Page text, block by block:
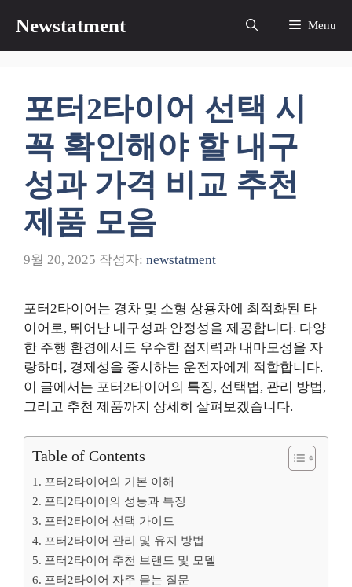
츠
Newstatment Menu
포터2타이어 선택 시
꼭 확인해야 할 내구
성과 가격 비교 추천
제품 모음
9월 20, 2025 작성자: newstatment
포터2타이어는 경차 및 소형 상용차에 최적화된 타
이어로, 뛰어난 내구성과 안정성을 제공합니다. 다양
한 주행 환경에서도 우수한 접지력과 내마모성을 자
랑하며, 경제성을 중시하는 운전자에게 적합합니다.
이 글에서는 포터2타이어의 특징, 선택법, 관리 방법,
그리고 추천 제품까지 상세히 살펴보겠습니다.
Table of Contents
포터2타이어의 기본 이해
포터2타이어의 성능과 특징
포터2타이어 선택 가이드
포터2타이어 관리 및 유지 방법
포터2타이어 추천 브랜드 및 모델
포터2타이어 자주 묻는 질문